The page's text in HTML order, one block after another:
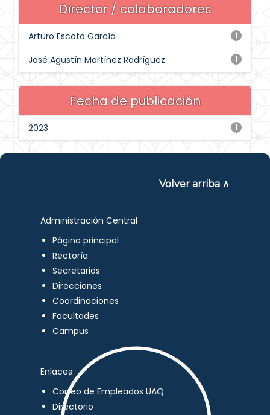
Director / colaboradores
1
Arturo Escoto García
1
José Agustín Martínez Rodríguez
Fecha de publicación
1
2023
Volver arriba ∧
Administración Central
Página principal
Rectoría
Secretarios
Direcciones
Coordinaciones
Facultades
Campus
Enlaces
Correo de Empleados UAQ
Directorio